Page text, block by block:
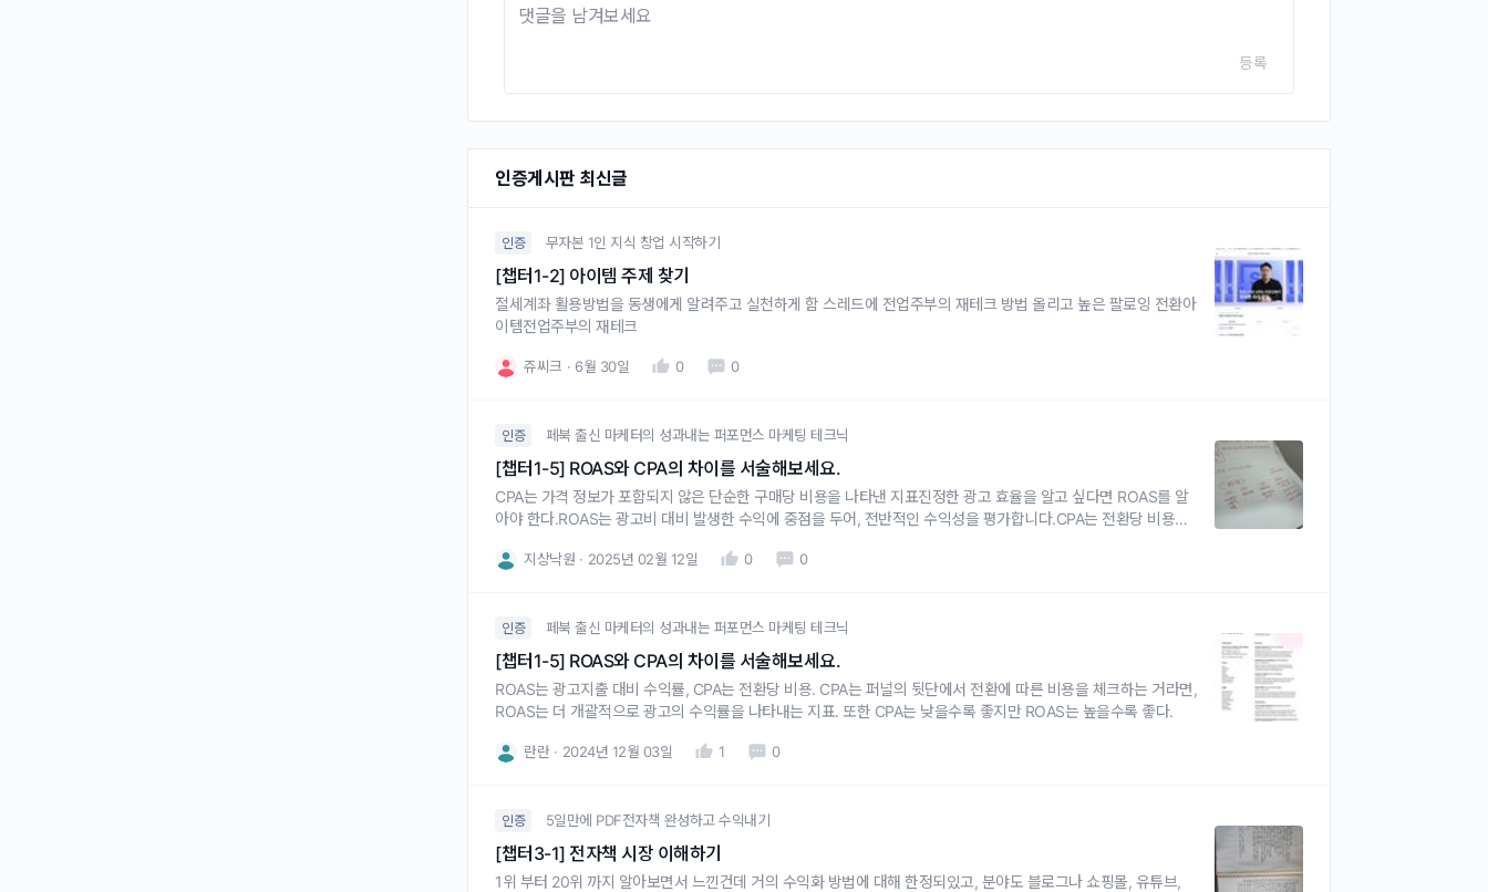
등록
인증게시판 최신글
인증 무자본 1인 지식 창업 시작하기
[챕터1-2] 아이템 주제 찾기
절세계좌 활용방법을 동생에게 알려주고 실천하게 함 스레드에 전업주부의 재테크 방법 올리고 높은 팔로잉 전환아
이템전업주부의 재테크
쥬씨크 6월 30일 0 0
인증 페북 출신 마케터의 성과내는 퍼포먼스 마케팅 테크닉
[챕터1-5] ROAS와 CPA의 차이를 서술해보세요.
CPA는 가격 정보가 포함되지 않은 단순한 구매당 비용을 나타낸 지표진정한 광고 효율을 알고 싶다면 ROAS를 알
아야 한다.ROAS는 광고비 대비 발생한 수익에 중점을 두어, 전반적인 수익성을 평가합니다.CPA는 전환당 비용에
극대화가 목표일 때
지상낙원 2025년 02월 12일 0 0
인증 페북 출신 마케터의 성과내는 퍼포먼스 마케팅 테크닉
[챕터1-5] ROAS와 CPA의 차이를 서술해보세요.
ROAS는 광고지출 대비 수익률, CPA는 전환당 비용. CPA는 퍼널의 뒷단에서 전환에 따른 비용을 체크하는 거라면,
ROAS는 더 개괄적으로 광고의 수익률을 나타내는 지표. 또한 CPA는 낮을수록 좋지만 ROAS는 높을수록 좋다.
란란 2024년 12월 03일 1 0
인증 5일만에 PDF전자책 완성하고 수익내기
[챕터3-1] 전자책 시장 이해하기
1위 부터 20위 까지 알아보면서 느낀건데 거의 수익화 방법에 대해 한정되있고, 분야도 블로그나 쇼핑몰, 유튜브,